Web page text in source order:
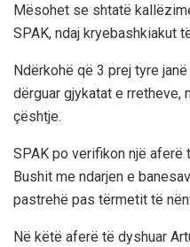
Mësohet se shtatë
SPAK, ndaj kryebashkiakut
Ndërkohë që 3 prej tyre
dërguar gjykatat e rretheve,
çështje.
SPAK po verifikon një aferë
Bushit me ndarjen e
pastrehë pas tërmetit të
Në këtë aferë të dyshuar